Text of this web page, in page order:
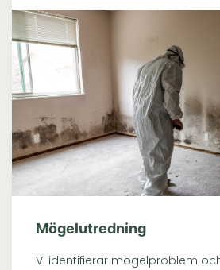
Mögelutredning
Vi identifierar mögelproblem